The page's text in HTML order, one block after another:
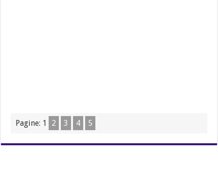
Pagine: 1 2 3 4 5